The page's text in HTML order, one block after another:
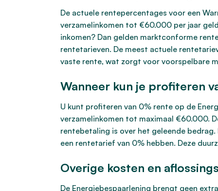
De actuele rentepercentages voor een
verzamelinkomen tot €60.000 per jaar
inkomen? Dan gelden marktconforme
rentetarieven. De meest actuele
vaste rente, wat zorgt voor voorspelbare
Wanneer kun je profiteren
U kunt profiteren van 0% rente op de
verzamelinkomen tot maximaal €60.000.
rentebetaling is over het geleende
een rentetarief van 0% hebben. Deze
Overige kosten en
De Energiebespaarlening brengt geen